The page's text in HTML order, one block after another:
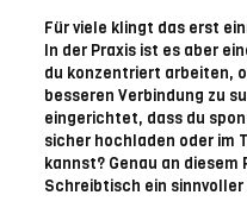
Für viele klingt das erst
In der Praxis ist es aber
du konzentriert arbeiten,
besseren Verbindung zu
eingerichtet, dass du
sicher hochladen oder im
kannst? Genau an diesem
Schreibtisch ein